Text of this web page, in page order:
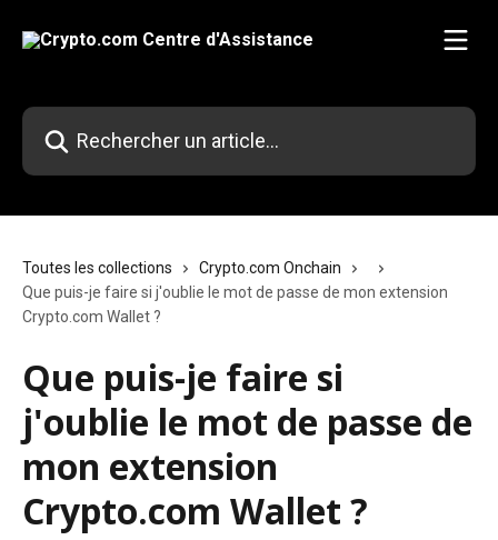
Rechercher un article...
Toutes les collections
Crypto.com Onchain
Que puis-je faire si j'oublie le mot de passe de mon extension
Crypto.com Wallet ?
Que puis-je faire si
j'oublie le mot de passe de
mon extension
Crypto.com Wallet ?